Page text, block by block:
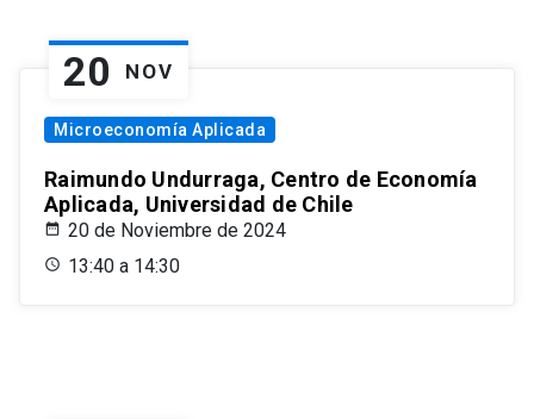
20 NOV
Microeconomía Aplicada
Raimundo Undurraga, Centro de Economía
Aplicada, Universidad de Chile
20 de Noviembre de 2024
13:40 a 14:30